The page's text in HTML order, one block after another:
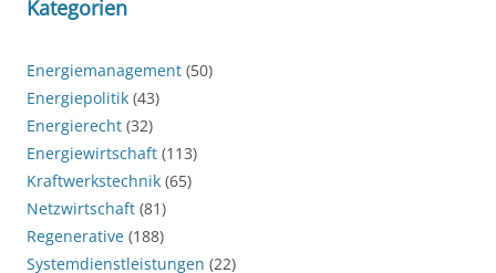
Kategorien
Energiemanagement (50)
Energiepolitik (43)
Energierecht (32)
Energiewirtschaft (113)
Kraftwerkstechnik (65)
Netzwirtschaft (81)
Regenerative (188)
Systemdienstleistungen (22)